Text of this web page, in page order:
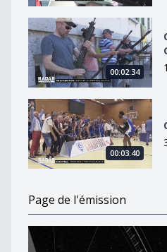
On faisait ses armes en
00:02:34
Olympic puissance 20
00:03:40
Page de l'émission